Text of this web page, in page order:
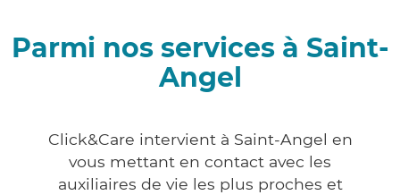
Parmi nos services à Saint-
Angel
Click&Care intervient à Saint-Angel en
vous mettant en contact avec les
auxiliaires de vie les plus proches et